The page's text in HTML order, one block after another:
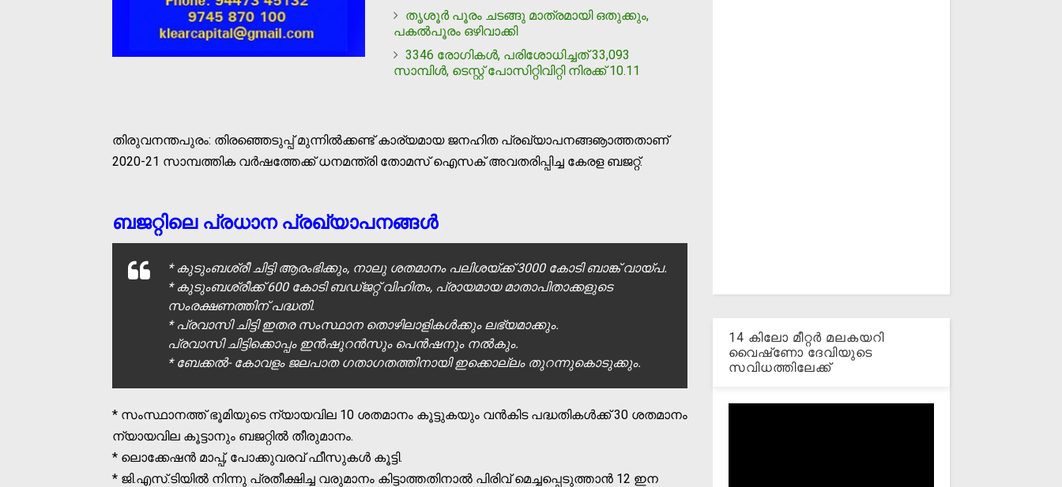
തൃശൂര്‍ പൂരം ചടങ്ങു മാത്രമായി ഒതുക്കും,
പകല്‍പൂരം ഒഴിവാക്കി
3346 രോഗികള്‍, പരിശോധിച്ചത് 33,093
സാമ്പിള്‍, ടെസ്റ്റ് പോസിറ്റിവിറ്റി നിരക്ക് 10.11
തിരുവനന്തപുരം: തിരഞ്ഞെടുപ്പ് മുന്നില്‍ക്കണ്ട് കാര്യമായ ജനഹിത പ്രഖ്യാപനങ്ങൡാത്തതാണ്
2020-21 സാമ്പത്തിക വര്‍ഷത്തേക്ക് ധനമന്ത്രി തോമസ് ഐസക് അവതരിപ്പിച്ച കേരള ബജറ്റ്.
ബജറ്റിലെ പ്രധാന പ്രഖ്യാപനങ്ങള്‍
* കുടുംബശ്രീ ചിട്ടി ആരംഭിക്കും, നാലു ശതമാനം പലിശയ്ക്ക് 3000 കോടി ബാങ്ക് വായ്പ.
* കുടുംബശ്രീക്ക് 600 കോടി ബഡ്ജറ്റ് വിഹിതം, പ്രായമായ മാതാപിതാക്കളുടെ
സംരക്ഷണത്തിന് പദ്ധതി.
* പ്രവാസി ചിട്ടി ഇതര സംസ്ഥാന തൊഴിലാളികള്‍ക്കും ലഭ്യമാക്കും.
പ്രവാസി ചിട്ടിക്കൊപ്പം ഇന്‍ഷുറന്‍സും പെന്‍ഷനും നല്‍കും.
* ബേക്കല്‍- കോവളം ജലപാത ഗതാഗതത്തിനായി ഇക്കൊല്ലം തുറന്നുകൊടുക്കും.
* സംസ്ഥാനത്ത് ഭൂമിയുടെ ന്യായവില 10 ശതമാനം കൂട്ടുകയും വന്‍കിട പദ്ധതികള്‍ക്ക് 30 ശതമാനം
ന്യായവില കൂട്ടാനും ബജറ്റില്‍ തീരുമാനം.
* ലൊക്കേഷന്‍ മാപ്പ്, പോക്കുവരവ് ഫീസുകള്‍ കൂട്ടി.
* ജി.എസ്.ടിയില്‍ നിന്നു പ്രതീക്ഷിച്ച വരുമാനം കിട്ടാത്തതിനാല്‍ പിരിവ് മെച്ചപ്പെടുത്താന്‍ 12 ഇന
14 കിലോ മീറ്റര്‍ മലകയറി
വൈഷ്‌ണോ ദേവിയുടെ
സവിധത്തിലേക്ക്